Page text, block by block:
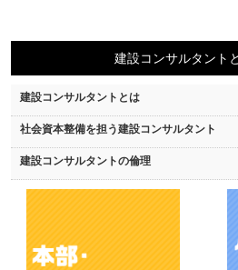
建設コンサルタント
建設コンサルタントとは
社会資本整備を担う建設コンサルタント
建設コンサルタントの倫理